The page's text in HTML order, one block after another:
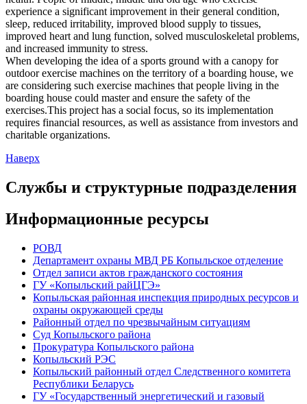
experience a significant improvement in their general condition,
sleep, reduced irritability, improved blood supply to tissues,
improved heart and lung function, solved musculoskeletal problems,
and increased immunity to stress.
When developing the idea of ​​a sports ground with a canopy for
outdoor exercise machines on the territory of a boarding house, we
are considering such exercise machines that people living in the
boarding house could master and ensure the safety of the
exercises.This project has a social focus, so its implementation
requires financial resources, as well as assistance from investors and
charitable organizations.
Наверх
Службы и структурные подразделения
Информационные ресурсы
РОВД
Департамент охраны МВД РБ Копыльское отделение
Отдел записи актов гражданского состояния
ГУ «Копыльский райЦГЭ»
Копыльская районная инспекция природных ресурсов и
охраны окружающей среды
Районный отдел по чрезвычайным ситуациям
Суд Копыльского района
Прокуратура Копыльского района
Копыльский РЭС
Копыльский районный отдел Следственного комитета
Республики Беларусь
ГУ «Государственный энергетический и газовый